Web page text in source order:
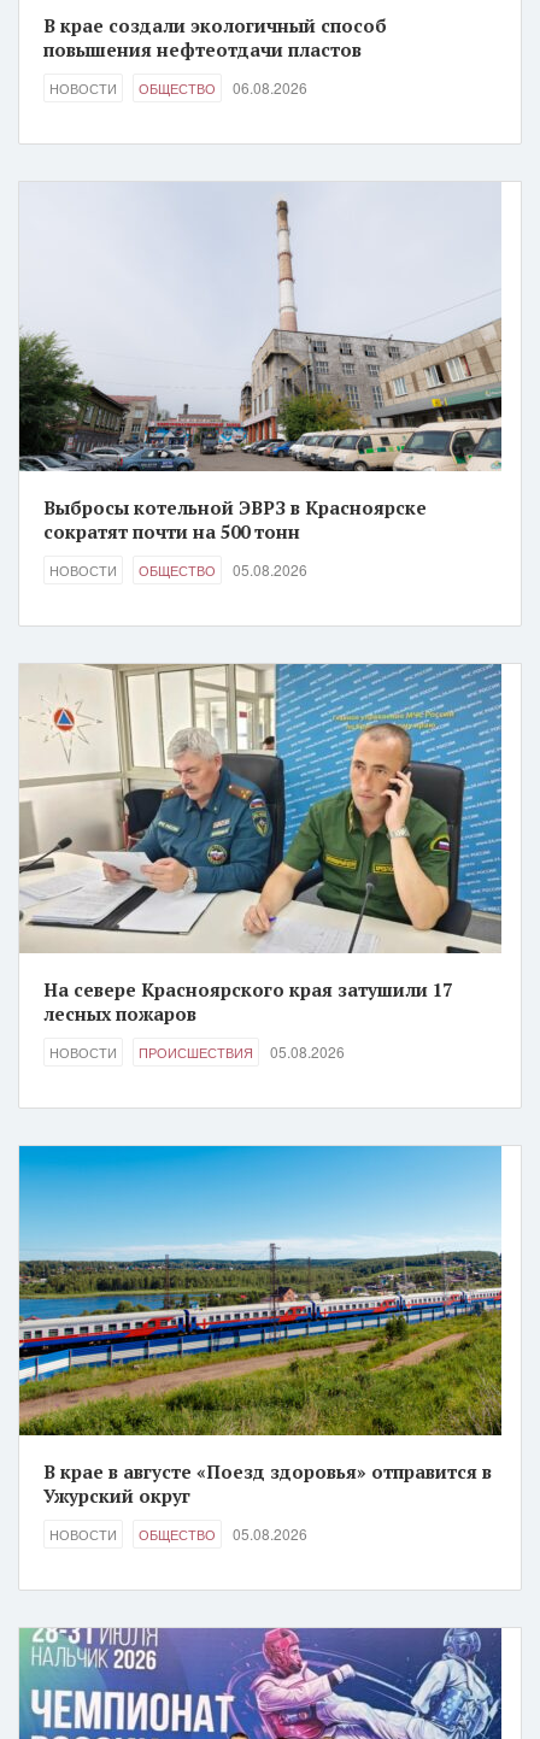
В крае создали экологичный способ
повышения нефтеотдачи пластов
НОВОСТИ ОБЩЕСТВО 06.08.2026
Выбросы котельной ЭВРЗ в Красноярске
сократят почти на 500 тонн
НОВОСТИ ОБЩЕСТВО 05.08.2026
На севере Красноярского края затушили 17
лесных пожаров
НОВОСТИ ПРОИСШЕСТВИЯ 05.08.2026
В крае в августе «Поезд здоровья» отправится в
Ужурский округ
НОВОСТИ ОБЩЕСТВО 05.08.2026